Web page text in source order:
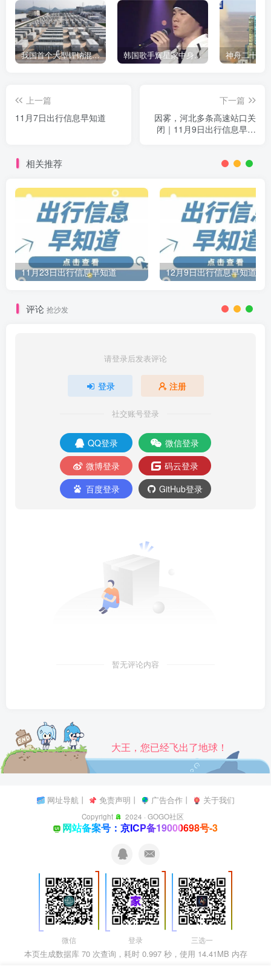
我国首个大型锂钠混合储能站投产，开启储能新时代 韩国歌手辉星家中身亡，终年43岁，警方调查死因
上一篇
11月7日出行信息早知道
下一篇
因雾，河北多条高速站口关
闭｜11月9日出行信息早知
相关推荐
11月23日出行信息早知道 12月9日出行信息早知道
评论 抢沙发
请登录后发表评论
登录 注册
社交账号登录
QQ登录
微信登录
微博登录
码云登录
百度登录
GitHub登录
暂无评论内容
大王，您已经飞出了地球！
网址导航丨 免责声明 丨 广告合作丨 关于我们
Copyright 2024 ·GOGO社区
网站备案号：京ICP备19000698号-3
微信 登录 三选一
本页生成数据库 70 次查询，耗时 0.997 秒，使用 14.41MB 内存